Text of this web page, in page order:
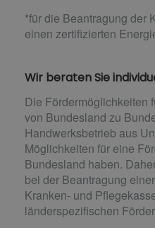
*für die Beantragung der
einen zertifizierten
Wir beraten Sie
Die Fördermöglichkeiten
von Bundesland zu
Handwerksbetrieb aus
Möglichkeiten für eine
Bundesland haben.
bei der Beantragung
Kranken- und
länderspezifischen